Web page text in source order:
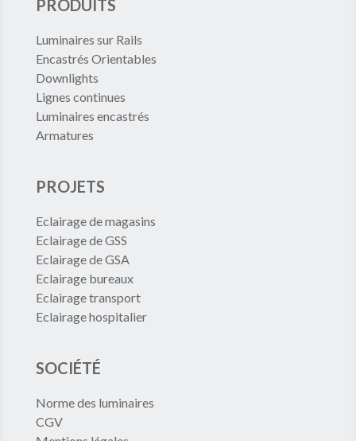
PRODUITS
Luminaires sur Rails
Encastrés Orientables
Downlights
Lignes continues
Luminaires encastrés
Armatures
PROJETS
Eclairage de magasins
Eclairage de GSS
Eclairage de GSA
Eclairage bureaux
Eclairage transport
Eclairage hospitalier
SOCIÉTÉ
Norme des luminaires
CGV